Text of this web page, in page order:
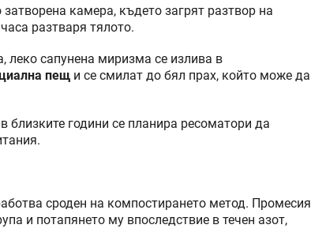
камера, където загрят разтвор на
разтваря тялото.
леко сапунена миризма се излива в
пещ и се смилат до бял прах, който може да
години се планира ресоматори да
сроден на компостирането метод. Промесия
и потапянето му впоследствие в течен азот,